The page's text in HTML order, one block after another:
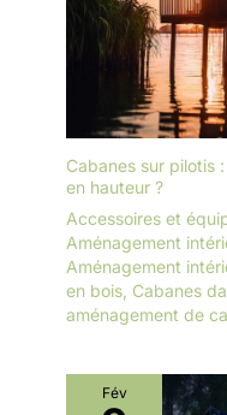
Cabanes sur pilotis
en hauteur ?
Accessoires et
Aménagement
Aménagement
en bois Cabanes
aménagement de
Fév